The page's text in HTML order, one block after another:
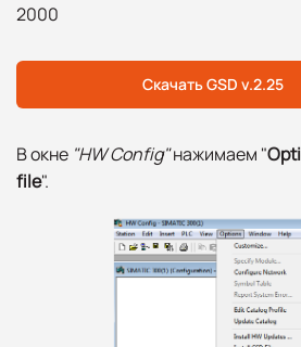
2000
Скачать GSD v.2.25
В окне "HW Config"нажимаем "
file".